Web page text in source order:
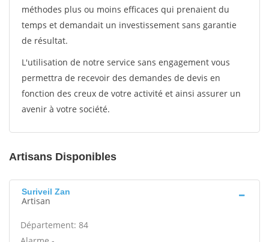
méthodes plus ou moins efficaces qui prenaient du
temps et demandait un investissement sans garantie
de résultat.
L'utilisation de notre service sans engagement vous
permettra de recevoir des demandes de devis en
fonction des creux de votre activité et ainsi assurer un
avenir à votre société.
Artisans Disponibles
Suriveil Zan
Artisan
Département: 84